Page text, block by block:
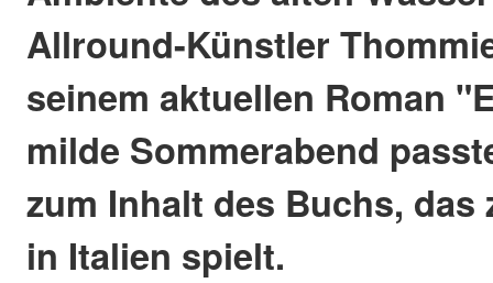
Allround-Künstler
seinem aktuellen Roman
milde Sommerabend
zum Inhalt des Buchs, das
in Italien spielt.